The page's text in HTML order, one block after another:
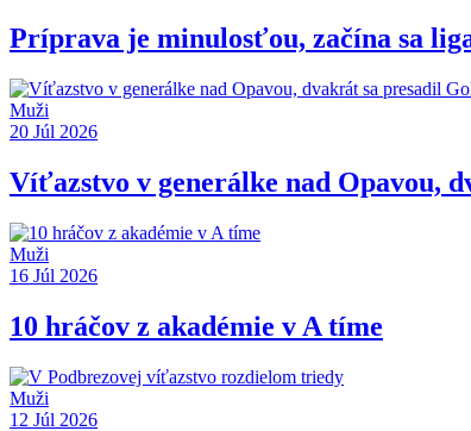
Príprava je minulosťou, začína sa
Muži
20 Júl 2026
Víťazstvo v generálke nad Opavou,
Muži
16 Júl 2026
10 hráčov z akadémie v A tíme
Muži
12 Júl 2026